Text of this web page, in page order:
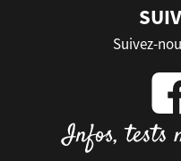
Suivez-